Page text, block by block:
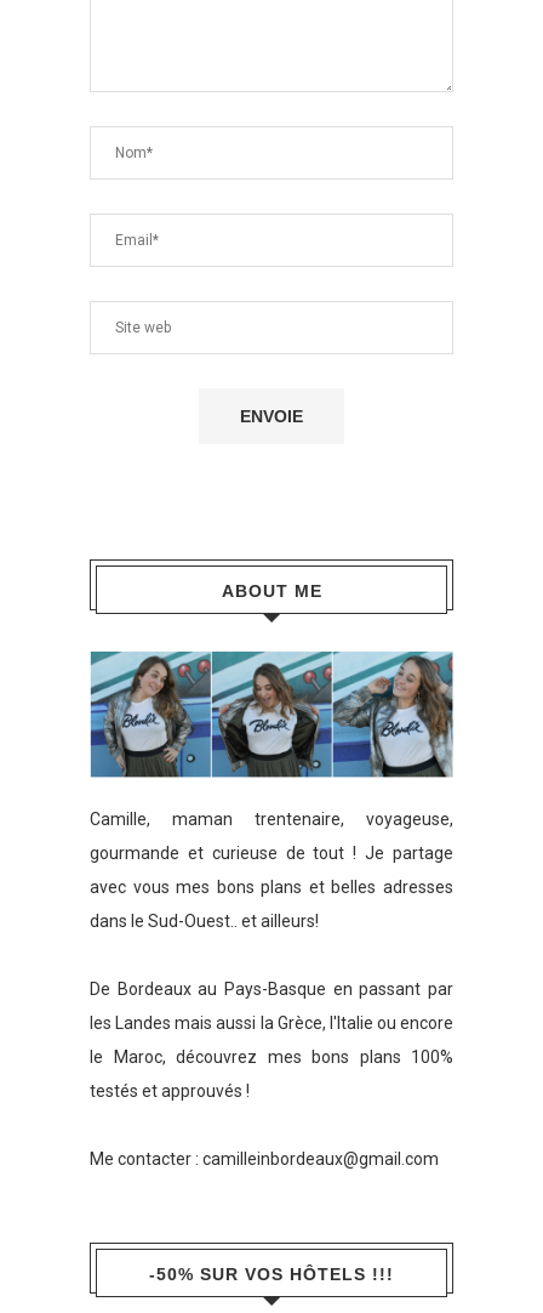
ABOUT ME
Camille, maman trentenaire, voyageuse,
gourmande et curieuse de tout ! Je partage
avec vous mes bons plans et belles adresses
dans le Sud-Ouest.. et ailleurs!
De Bordeaux au Pays-Basque en passant par
les Landes mais aussi la Grèce, l'Italie ou encore
le Maroc, découvrez mes bons plans 100%
testés et approuvés !
Me contacter : camilleinbordeaux@gmail.com
-50% SUR VOS HÔTELS !!!